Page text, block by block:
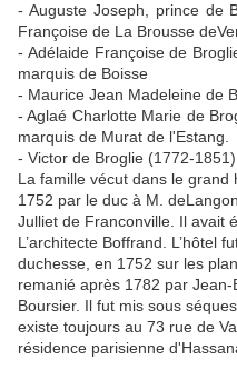
- Auguste Joseph, prince de
Françoise de La Brousse
- Adélaide Françoise de
marquis de Boisse
- Maurice Jean Madeleine de
- Aglaé Charlotte Marie de
marquis de Murat de l'Estang.
- Victor de Broglie (1772-1851)
La famille vécut dans le
1752 par le duc à M.
Julliet de Franconville. Il avait
L’architecte Boffrand. L’hôtel
duchesse, en 1752 sur les
remanié après 1782 par
Boursier. Il fut mis sous
existe toujours au 73 rue de
résidence parisienne